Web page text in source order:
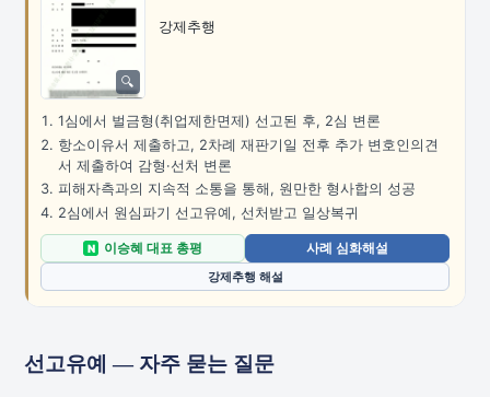
강제추행
1심에서 벌금형(취업제한면제) 선고된 후, 2심 변론
항소이유서 제출하고, 2차례 재판기일 전후 추가 변호인의견
서 제출하여 감형·선처 변론
피해자측과의 지속적 소통을 통해, 원만한 형사합의 성공
2심에서 원심파기 선고유예, 선처받고 일상복귀
N 이승혜 대표 총평
사례 심화해설
강제추행 해설
선고유예 — 자주 묻는 질문